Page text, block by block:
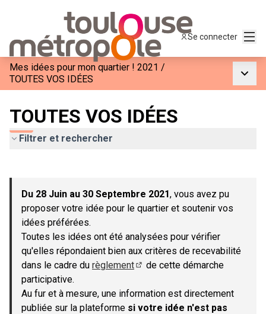
Se connecter
Mes idées pour mon quartier ! 2021 /
TOUTES VOS IDÉES
TOUTES VOS IDÉES
Filtrer et rechercher
−
Du 28 Juin au 30 Septembre 2021, vous avez pu
proposer votre idée pour le quartier et soutenir vos
idées préférées.
Toutes les idées ont été analysées pour vérifier
qu'elles répondaient bien aux critères de recevabilité
dans le cadre du règlement
de cette démarche
participative.
Au fur et à mesure, une information est directement
publiée sur la plateforme si votre idée n'est pas